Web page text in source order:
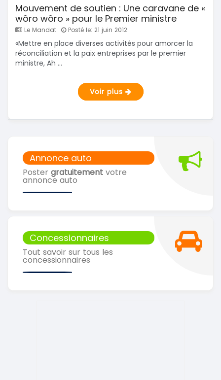
Annonce auto
Poster gratuitement votre
annonce auto
Concessionnaires
Tout savoir sur tous les
concessionnaires
Mouvement de soutien : Une caravane de «
wôro wôro » pour le Premier ministre
Le Mandat Posté le: 21 juin 2012
«Mettre en place diverses activités pour amorcer la
réconciliation et la paix entreprises par le premier
ministre, Ah ...
Voir plus